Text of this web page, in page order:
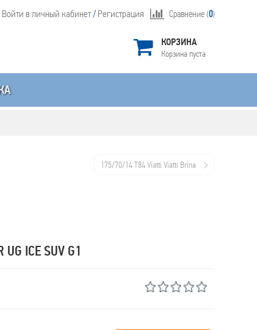
Сравнение (0)
Войти в личный кабинет/ Регистрация
КОРЗИНА
Корзина пуста
175/70/14 T84 Viatti Viatti Brina
ICE SUV G1